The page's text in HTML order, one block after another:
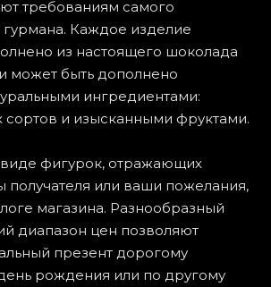
требованиям самого
гурмана. Каждое изделие
из настоящего шоколада
может быть дополнено
ингредиентами:
сортов и изысканными фруктами.
фигурок, отражающих
получателя или ваши пожелания,
магазина. Разнообразный
диапазон цен позволяют
презент дорогому
рождения или по другому